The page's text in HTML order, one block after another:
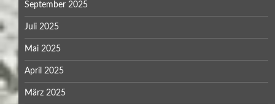
September 2025
Juli 2025
Mai 2025
April 2025
März 2025